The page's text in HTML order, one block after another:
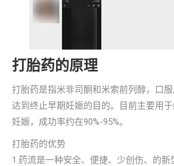
打胎药的原理
打胎药是指米非司酮和米索前列醇，口服
达到终止早期妊娠的目的。目前主要用
妊娠，成功率约在90%-95%。
打胎药的优势
1.药流是一种安全、便捷、少创伤、的